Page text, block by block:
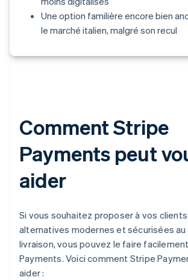
Une option familière encore bien
le marché italien, malgré son recul
Comment Stripe
Payments peut
aider
Si vous souhaitez proposer à vos
alternatives modernes et sécurisées au
livraison, vous pouvez le faire
Payments. Voici comment Stripe
aider :